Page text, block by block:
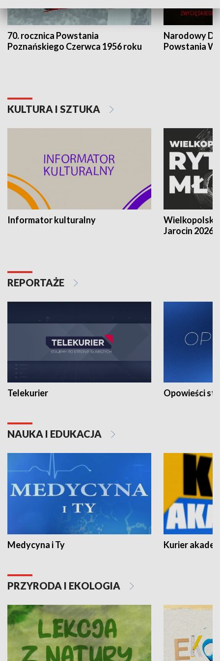
70. rocznica Powstania
Poznańskiego Czerwca 1956 roku
Narodowy
Powstania
KULTURA I SZTUKA
Informator kulturalny
Jarocin 2026
REPORTAŻE
Telekurier Opowieści
NAUKA I EDUKACJA
Medycyna i Ty Kurier
PRZYRODA I EKOLOGIA